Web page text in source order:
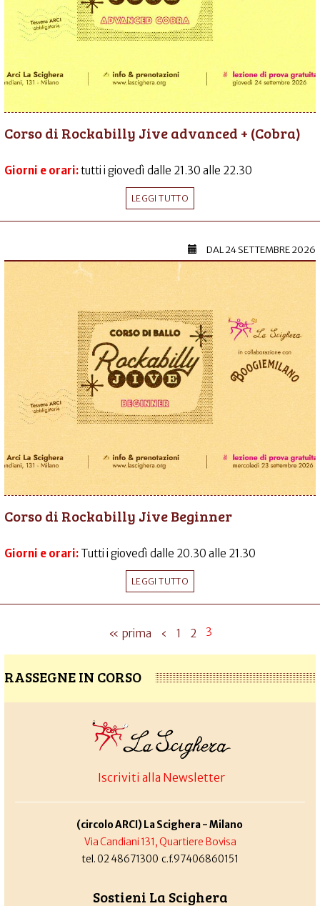
Corso di Rockabilly Jive advanced + (Cobra)
Giorni e orari:tutti i giovedì dalle 21.30 alle 22.30
LEGGI TUTTO
DAL24 SETTEMBRE 2026
Corso di Rockabilly Jive Beginner
Giorni e orari: Tutti i giovedì dalle 20.30 alle 21.30
LEGGI TUTTO
« prima ‹ 1 2 3
RASSEGNE IN CORSO
Iscriviti alla Newsletter
(circolo ARCI) La Scighera - Milano
Via Candiani 131, Quartiere Bovisa
tel. 02 48671300 c.f.97406860151
Sostieni La Scighera